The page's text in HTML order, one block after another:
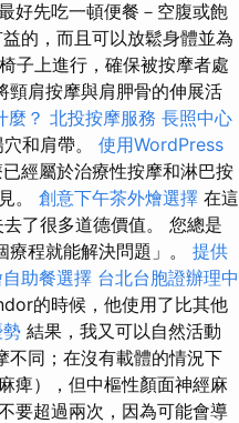
好先吃一頓便餐－空腹或飽
的，而且可以放鬆身體並為
子上進行，確保被按摩者處
頸肩按摩與肩胛骨的伸展活
麼？ 北投按摩服務 長照中心
和肩帶。 使用WordPress
經屬於治療性按摩和淋巴按
。 創意下午茶外燴選擇 在這
了很多道德價值。 您總是
程就能解決問題」。 提供
助餐選擇 台北台胞證辦理中
的時候，他使用了比其他
結果，我又可以自然活動
不同；在沒有載體的情況下
痺），但中樞性顏面神經麻
要超過兩次，因為可能會導